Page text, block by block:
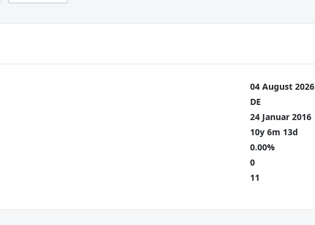
04 August 2026
DE
24 Januar 2016
10y 6m 13d
0.00%
0
11